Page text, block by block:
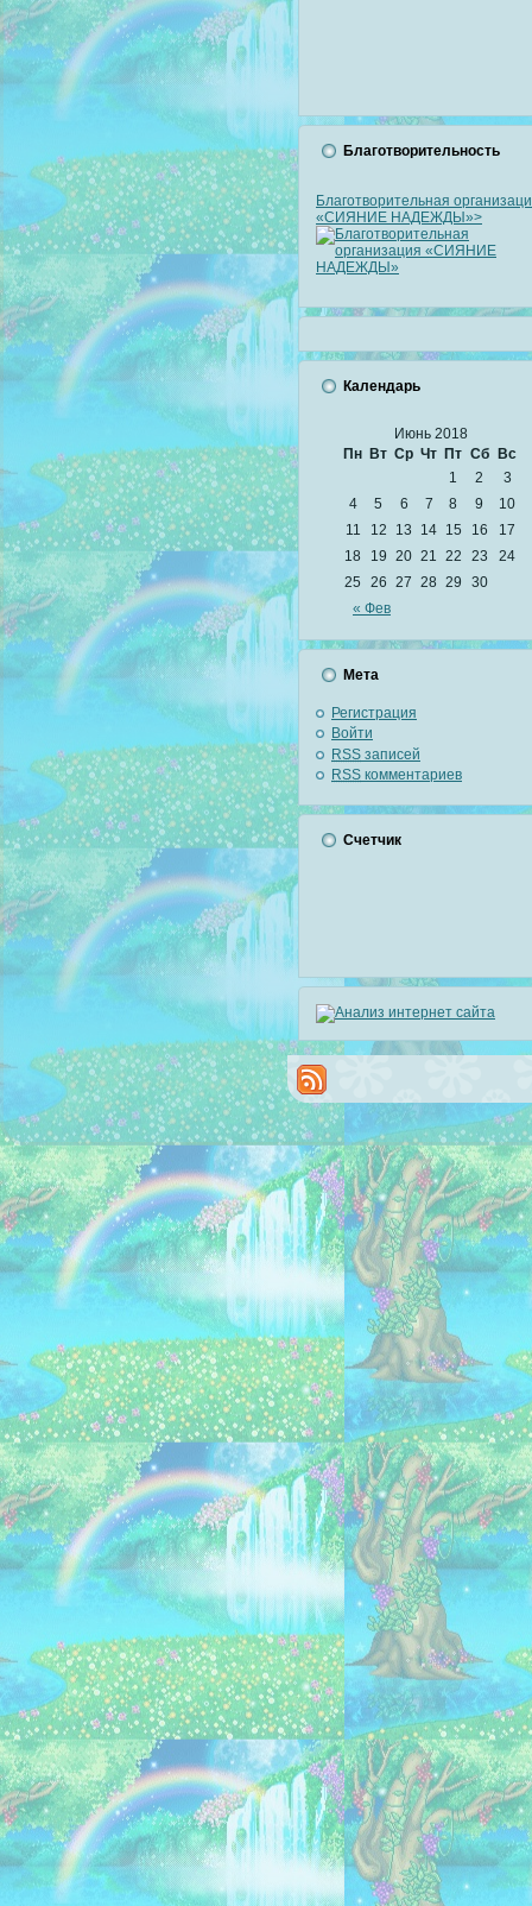
Благотворительность
Благотворительная
«СИЯНИЕ НАДЕЖДЫ»>
Календарь
Июнь 2018
Пн Вт Ср Чт Пт Сб Вс
« Фев
1 2
3
4
5 6 7 8 9
10
11
12 13 14 15 16
17
18
19 20 21 22 23
24
25
26 27 28 29 30
Мета
Регистрация
Войти
RSS записей
RSS комментариев
Счетчик